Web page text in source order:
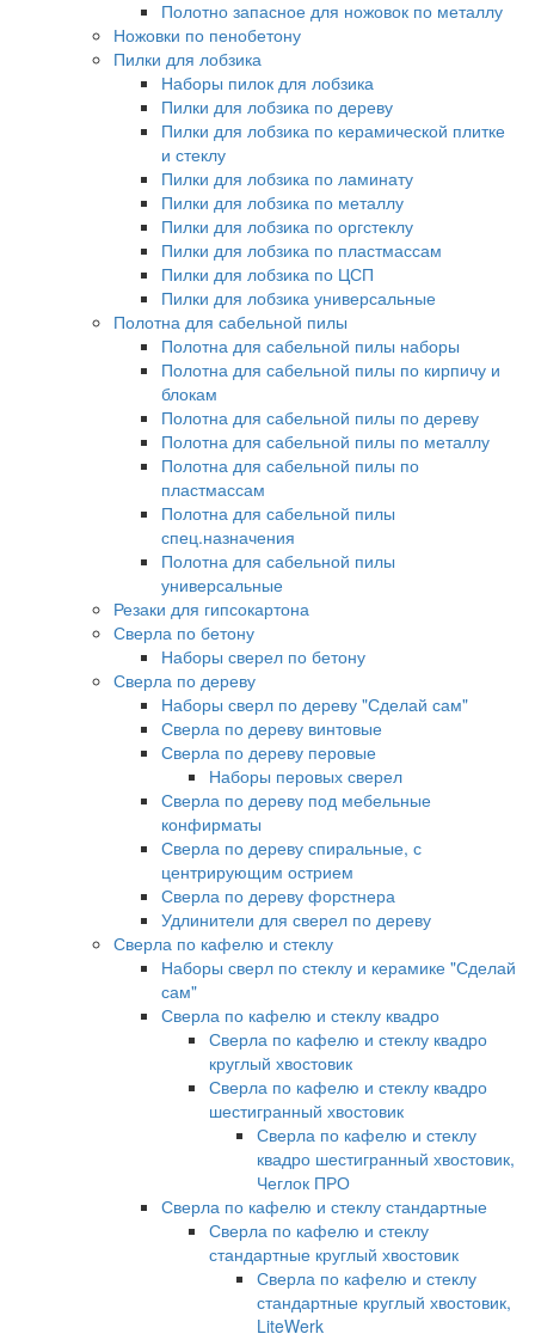
Полотно запасное для ножовок по металлу
Ножовки по пенобетону
Пилки для лобзика
Наборы пилок для лобзика
Пилки для лобзика по дереву
Пилки для лобзика по керамической плитке
и стеклу
Пилки для лобзика по ламинату
Пилки для лобзика по металлу
Пилки для лобзика по оргстеклу
Пилки для лобзика по пластмассам
Пилки для лобзика по ЦСП
Пилки для лобзика универсальные
Полотна для сабельной пилы
Полотна для сабельной пилы наборы
Полотна для сабельной пилы по кирпичу и
блокам
Полотна для сабельной пилы по дереву
Полотна для сабельной пилы по металлу
Полотна для сабельной пилы по
пластмассам
Полотна для сабельной пилы
спец.назначения
Полотна для сабельной пилы
универсальные
Резаки для гипсокартона
Сверла по бетону
Наборы сверел по бетону
Сверла по дереву
Наборы сверл по дереву "Сделай сам"
Сверла по дереву винтовые
Сверла по дереву перовые
Наборы перовых сверел
Сверла по дереву под мебельные
конфирматы
Сверла по дереву спиральные, с
центрирующим острием
Сверла по дереву форстнера
Удлинители для сверел по дереву
Сверла по кафелю и стеклу
Наборы сверл по стеклу и керамике "Сделай
сам"
Сверла по кафелю и стеклу квадро
Сверла по кафелю и стеклу квадро
круглый хвостовик
Сверла по кафелю и стеклу квадро
шестигранный хвостовик
Сверла по кафелю и стеклу
квадро шестигранный хвостовик,
Чеглок ПРО
Сверла по кафелю и стеклу стандартные
Сверла по кафелю и стеклу
стандартные круглый хвостовик
Сверла по кафелю и стеклу
стандартные круглый хвостовик,
LiteWerk